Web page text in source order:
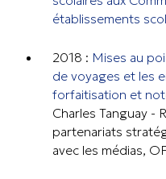
établissements
2018 : Mises au
de voyages et les
forfaitisation et
Charles Tanguay -
partenariats
avec les médias,